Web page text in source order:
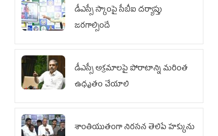
డీఎస్సీ స్కాంపై సీబీఐ దర్యాప్తు
జరగాల్సిందే
డీఎస్సీ అక్రమాలపై పోరాటాన్ని మరింత
ఉధృతం చేయాలి
శాంతియుతంగా నిరసన తెలిపే హక్కును